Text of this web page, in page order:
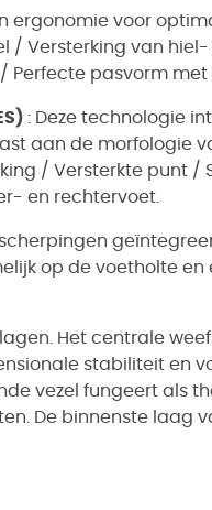
ergonomie voor
/ Versterking van
Perfecte pasvorm
: Deze technologie i
aan de morfologie
/ Versterkte punt /
en rechtervoet.
op de voetholte en
Het centrale
stabiliteit en
vezel fungeert als
De binnenste laag